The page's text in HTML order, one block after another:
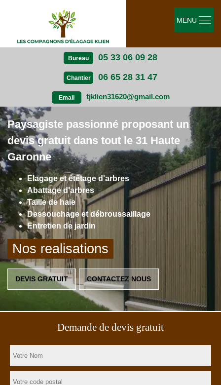
Bureau 05 33 06 09 28
Chantier 06 65 28 31 47
Email tjklien31620@gmail.com
MENU
Paysagiste passionné proposant un
devis gratuit dans tout le 31 Haute
Garonne
Elagage et étêtage d'arbres
Abattage d'arbres
Taille de haie
Dessouchage et débroussaillage
Entretien de jardin
Nos realisations
DEVIS GRATUIT CONTACTEZ NOUS
Demande de devis gratuit